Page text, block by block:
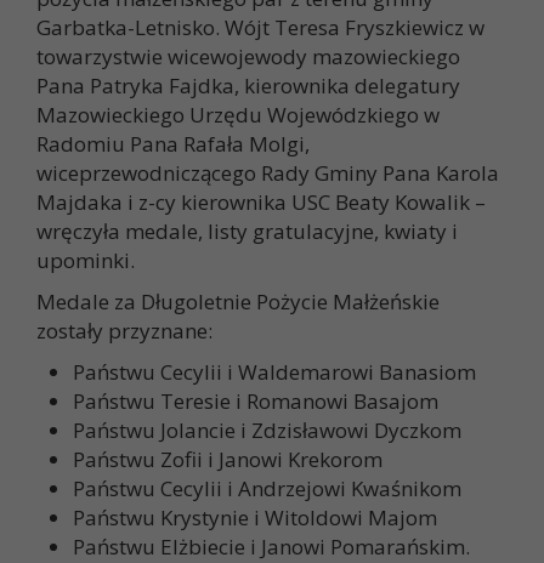
Garbatka-Letnisko. Wójt Teresa Fryszkiewicz w
towarzystwie wicewojewody mazowieckiego
Pana Patryka Fajdka, kierownika delegatury
Mazowieckiego Urzędu Wojewódzkiego w
Radomiu Pana Rafała Molgi,
wiceprzewodniczącego Rady Gminy Pana Karola
Majdaka i z-cy kierownika USC Beaty Kowalik –
wręczyła medale, listy gratulacyjne, kwiaty i
upominki.
Medale za Długoletnie Pożycie Małżeńskie
zostały przyznane:
Państwu Cecylii i Waldemarowi Banasiom
Państwu Teresie i Romanowi Basajom
Państwu Jolancie i Zdzisławowi Dyczkom
Państwu Zofii i Janowi Krekorom
Państwu Cecylii i Andrzejowi Kwaśnikom
Państwu Krystynie i Witoldowi Majom
Państwu Elżbiecie i Janowi Pomarańskim.